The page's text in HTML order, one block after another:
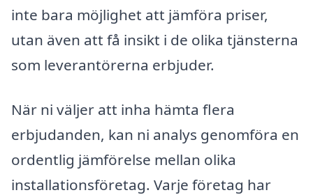
inte bara möjlighet att jämföra priser,
utan även att få insikt i de olika tjänsterna
som leverantörerna erbjuder.
När ni väljer att inha hämta flera
erbjudanden, kan ni analys genomföra en
ordentlig jämförelse mellan olika
installationsföretag. Varje företag har